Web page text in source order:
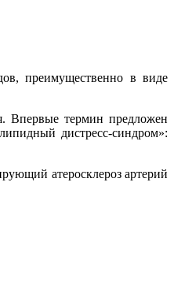
преимущественно в виде
Впервые термин предложен
дистресс-синдром»:
атеросклероз артерий